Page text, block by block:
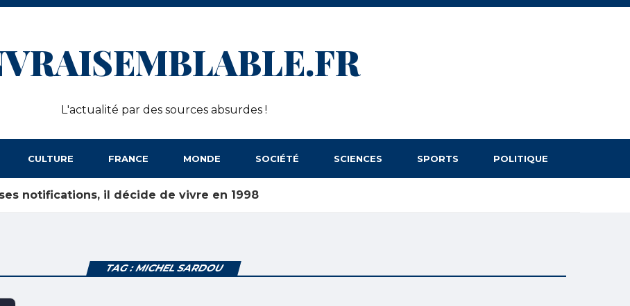
L'actualité par des sources absurdes !
CULTURE FRANCE MONDE SOCIÉTÉ SCIENCES SPORTS POLITIQUE
notifications, il décide de vivre en 1998
TAG : MICHEL SARDOU